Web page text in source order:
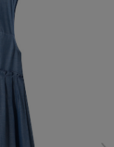
ール情報を